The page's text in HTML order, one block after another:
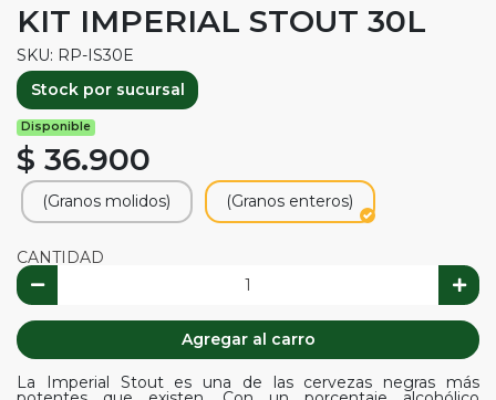
KIT IMPERIAL STOUT 30L
SKU: RP-IS30E
Stock por sucursal
Disponible
$ 36.900
(Granos molidos) (Granos enteros)
CANTIDAD
Agregar al carro
La Imperial Stout es una de las cervezas negras más